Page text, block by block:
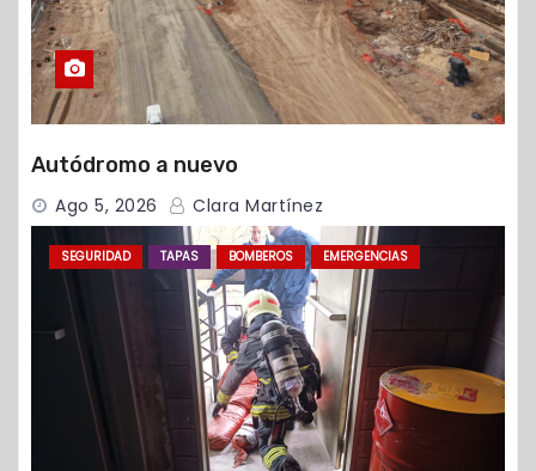
Autódromo a nuevo
Ago 5, 2026 Clara Martínez
SEGURIDAD TAPAS BOMBEROS EMERGENCIAS